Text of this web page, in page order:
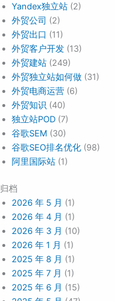
Yandex独立站 (2)
外贸公司 (2)
外贸出口 (11)
外贸客户开发 (13)
外贸建站 (249)
外贸独立站如何做 (31)
外贸电商运营 (6)
外贸知识 (40)
独立站POD (7)
谷歌SEM (30)
谷歌SEO排名优化 (98)
阿里国际站 (1)
归档
2026 年 5 月 (1)
2026 年 4 月 (1)
2026 年 3 月 (10)
2026 年 1 月 (1)
2025 年 8 月 (1)
2025 年 7 月 (1)
2025 年 6 月 (15)